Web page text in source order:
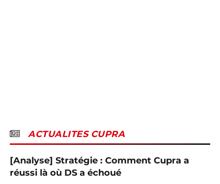
ACTUALITES CUPRA
[Analyse] Stratégie : Comment Cupra a
réussi là où DS a échoué